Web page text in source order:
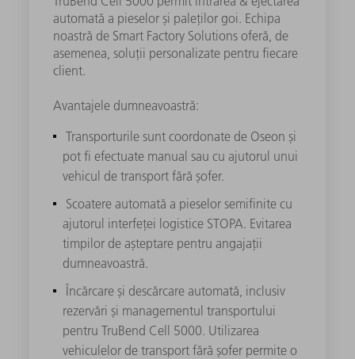
automată a pieselor și paleților goi. Echipa
noastră de Smart Factory Solutions oferă, de
asemenea, soluții personalizate pentru fiecare
client.
Avantajele dumneavoastră:
Transporturile sunt coordonate de Oseon și
pot fi efectuate manual sau cu ajutorul unui
vehicul de transport fără șofer.
Scoatere automată a pieselor semifinite cu
ajutorul interfeței logistice STOPA. Evitarea
timpilor de așteptare pentru angajații
dumneavoastră.
Încărcare și descărcare automată, inclusiv
rezervări și managementul transportului
pentru TruBend Cell 5000. Utilizarea
vehiculelor de transport fără șofer permite o